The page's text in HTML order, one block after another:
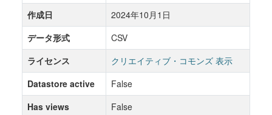
作成日
2024年10月1日
データ形式
CSV
ライセンス
クリエイティブ・コモンズ 表示
Datastore active
False
Has views
False